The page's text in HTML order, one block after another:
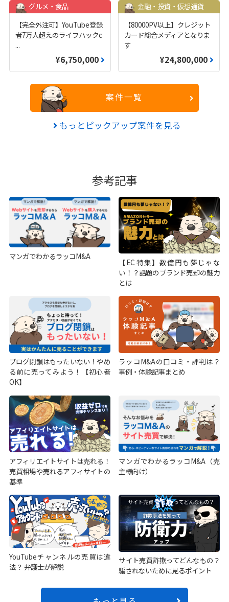
グルメ・食品
【完全外注可】YouTube登録
者7万人超えのライフハックc
...
¥6,750,000
金融・投資・仮想通貨
【80000PV以上】クレジット
カード総合メディアとなりま
す
¥24,800,000
案件一覧
もっとピックアップ案件を見る
参考記事
マンガでわかるラッコM&A
【EC特集】数億円も夢じゃな
い！？話題のブランド売却の魅力
とは
ブログ閉鎖はもったいない！やめ
る前に売ってみよう！【初心者
OK】
ラッコM&Aの口コミ・評判は？
事例・体験記事まとめ
アフィリエイトサイトは売れる！
売買相場や売れるアフィサイトの
基準
マンガでわかるラッコM&A（売
主様向け）
YouTubeチャンネルの売買は違
法？ 弁護士が解説
サイト売買詐欺ってどんなもの？
騙されないために見るポイント